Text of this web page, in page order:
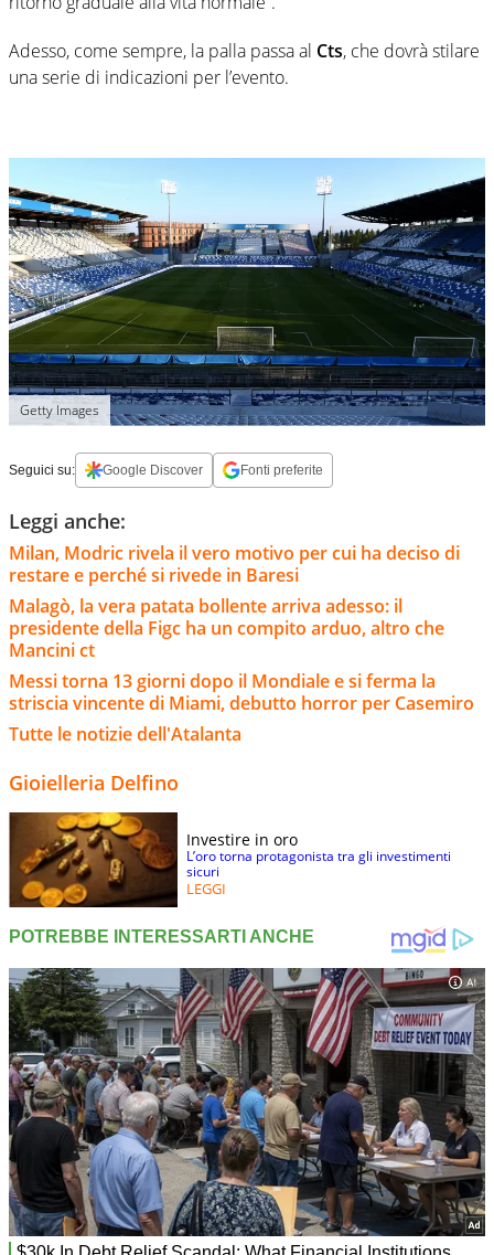
Adesso, come sempre, la palla passa al Cts, che dovrà stilare
una serie di indicazioni per l’evento.
Getty Images
Seguici su: Google Discover Fonti preferite
Leggi anche:
Milan, Modric rivela il vero motivo per cui ha deciso di
restare e perché si rivede in Baresi
Malagò, la vera patata bollente arriva adesso: il
presidente della Figc ha un compito arduo, altro che
Mancini ct
Messi torna 13 giorni dopo il Mondiale e si ferma la
striscia vincente di Miami, debutto horror per Casemiro
Tutte le notizie dell'Atalanta
Gioielleria Delfino
Investire in oro
L’oro torna protagonista tra gli investimenti
sicuri
LEGGI